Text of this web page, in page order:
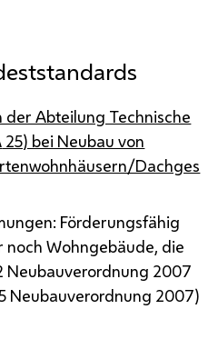
der Abteilung Technische
25) bei Neubau von
Dachges
Förderungsfähig
Wohngebäude, die
Neubauverordnung 2007
Neubauverordnung 2007)